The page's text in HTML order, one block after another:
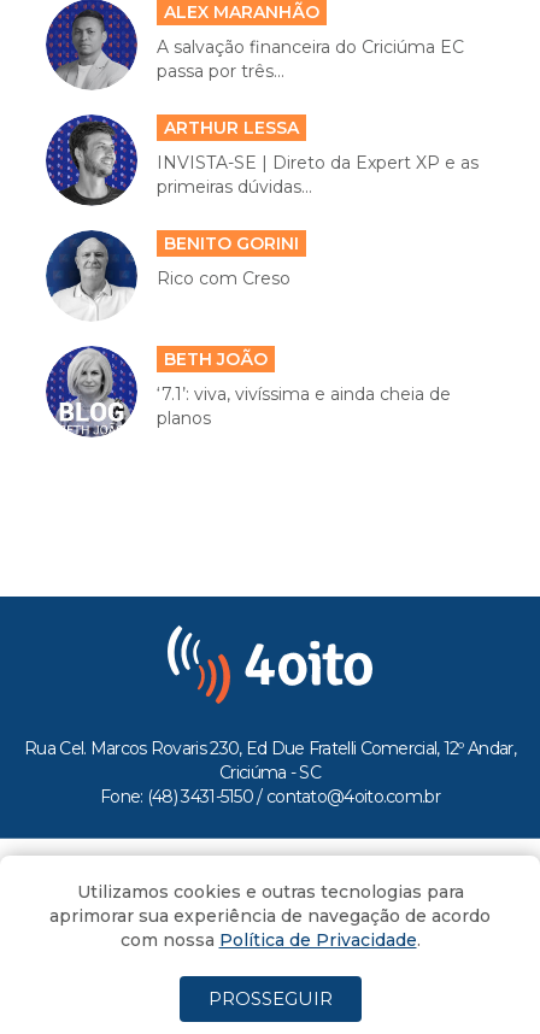
ALEX MARANHÃO
A salvação financeira do Criciúma EC
passa por três...
ARTHUR LESSA
INVISTA-SE | Direto da Expert XP e as
primeiras dúvidas...
BENITO GORINI
Rico com Creso
BETH JOÃO
‘7.1’: viva, vivíssima e ainda cheia de
planos
Rua Cel. Marcos Rovaris 230, Ed Due Fratelli Comercial, 12º Andar,
Criciúma - SC
Fone: (48) 3431-5150 / contato@4oito.com.br
Todos os direitos reservados ao Portal 4oito
Utilizamos cookies e outras tecnologias para
aprimorar sua experiência de navegação de acordo
com nossa Política de Privacidade.
PROSSEGUIR